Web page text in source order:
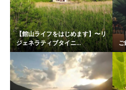
【館山ライフをはじめます】〜リ
ジェネラティブタイニ...